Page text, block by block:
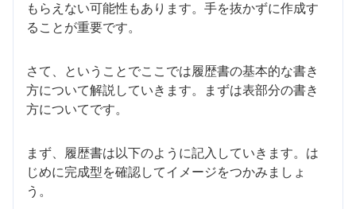
もらえない可能性もあります。手を抜かずに作成す
ることが重要です。
さて、ということでここでは履歴書の基本的な書き
方について解説していきます。まずは表部分の書き
方についてです。
まず、履歴書は以下のように記入していきます。は
じめに完成型を確認してイメージをつかみましょ
う。